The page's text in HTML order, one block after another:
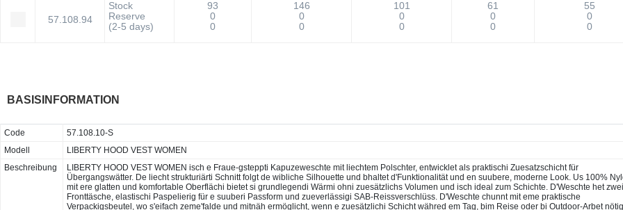
57.108.94
Stock
Reserve
(2-5 days)
93
0
0
146
0
0
101
0
0
61
0
0
55
0
0
BASISINFORMATION
Code
57.108.10-S
Modell
LIBERTY HOOD VEST WOMEN
Beschreibung
LIBERTY HOOD VEST WOMEN isch e Fraue-gsteppti Kapuzeweschte mit liechtem Polschter, entwicklet als praktischi Zuesatzschicht für
Übergangswätter. De liecht strukturiärti Schnitt folgt de wibliche Silhouette und bhaltet d'Funktionalität und en suubere, moderne Look. Us 100%
mit ere glatten und komfortable Oberflächi bietet si grundlegendi Wärmi ohni zuesätzlichs Volumen und isch ideal zum Schichte. D'Weschte het zwei
Fronttäsche, elastischi Paspelierig für e suuberi Passform und zueverlässigi SAB-Reissverschlüss. D'Weschte chunnt mit eme praktische
Verpackigsbeutel, wo s'eifach zeme'falde und mitnäh ermöglicht, wenn e zuesätzlichi Schicht währed em Tag, bim Reise oder bi Outdoor-Arbet nötig